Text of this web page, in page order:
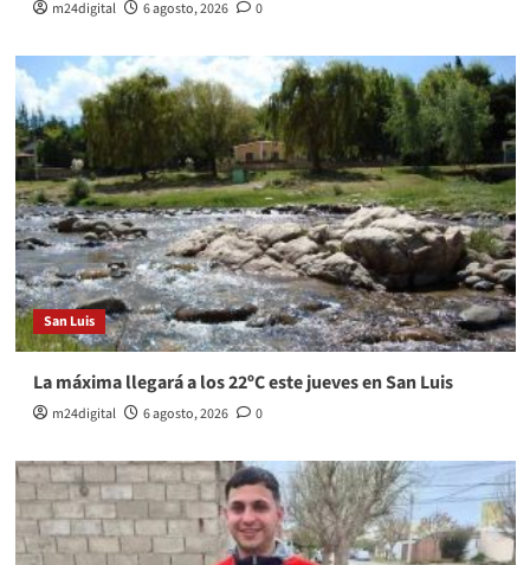
m24digital 6 agosto, 2026 0
San Luis
La máxima llegará a los 22ºC este jueves en San Luis
m24digital 6 agosto, 2026 0